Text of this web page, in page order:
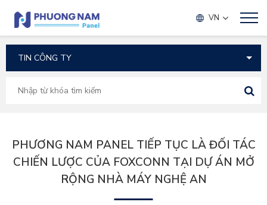
VN
TIN TỨC
PHƯƠNG NAM PANEL TIẾP TỤC LÀ ĐỐI TÁC
CHIẾN LƯỢC CỦA FOXCONN TẠI DỰ ÁN MỞ
RỘNG NHÀ MÁY NGHỆ AN